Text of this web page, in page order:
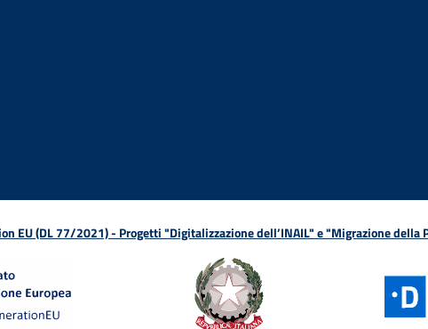
EU (DL 77/2021) - Progetti "Digitalizzazione dell’INAIL" e "Migrazione della